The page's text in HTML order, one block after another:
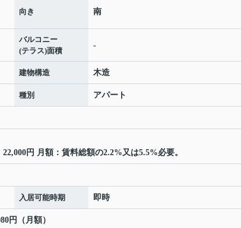
向き 南
バルコニー
(テラス)面積
-
建物構造 木造
種別 アパート
円 月額：賃料総額の2.2%又は5.5%必要。
入居可能時期 即時
円（月額）